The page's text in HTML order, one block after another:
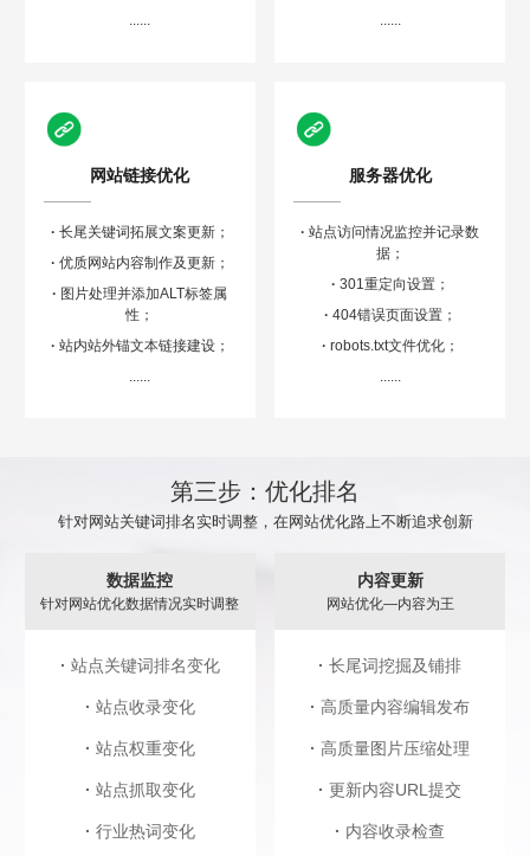
......
......
网站链接优化
· 长尾关键词拓展文案更新；
· 优质网站内容制作及更新；
· 图片处理并添加ALT标签属
性；
· 站内站外锚文本链接建设；
服务器优化
· 站点访问情况监控并记录数
据；
· 301重定向设置；
· 404错误页面设置；
· robots.txt文件优化；
第三步：优化排名
针对网站关键词排名实时调整，在网站优化路上不断追求创新
数据监控
针对网站优化数据情况实时调整
· 站点关键词排名变化
· 站点收录变化
· 站点权重变化
· 站点抓取变化
· 行业热词变化
内容更新
网站优化—内容为王
· 长尾词挖掘及铺排
· 高质量内容编辑发布
· 高质量图片压缩处理
· 更新内容URL提交
· 内容收录检查